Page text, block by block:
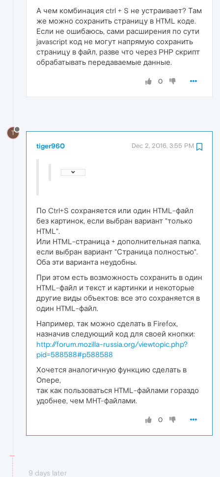
А чем комбинация ctrl + S не устраивает? Там
же можно сохранить страницу в HTML коде.
Если не ошибаюсь, сами расширения по сути
javascript код не могут напрямую сохранить
страницу в файл, разве что через PHP скрипт
обрабатывать передаваемые данные.
0
T
tiger960 Dec 2, 2016, 3:55 PM
По Ctrl+S сохраняется или один HTML-файл
без картинок, если выбран вариант "только
HTML".
Или HTML-страница + дополнительная папка,
если выбран вариант "Страница полностью".
Оба эти варианта неудобны.
При этом есть возможность сохранить в один
HTML-файл и текст и картинки и некоторые
другие виды объектов: все это сохраняется в
один HTML-файл.
Например, так можно сделать в Firefox,
назначив следующий код для своей кнопки:
http://forum.mozilla-russia.org/viewtopic.php?
pid=588588#p588588
Хочется аналогичную функцию сделать в
Опере,
так как пользоваться HTML-файлами гораздо
удобнее, чем MHT-файлами.
0
9 days later